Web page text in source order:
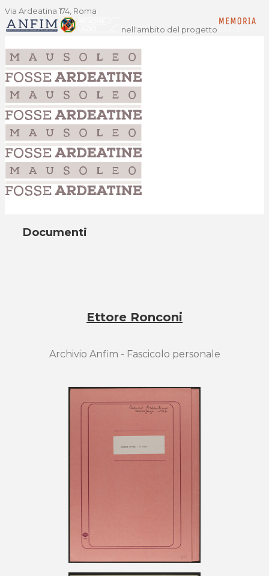
Via Ardeatina 174, Roma
nell'ambito del progetto
Documenti
Ettore Ronconi
Archivio Anfim - Fascicolo personale